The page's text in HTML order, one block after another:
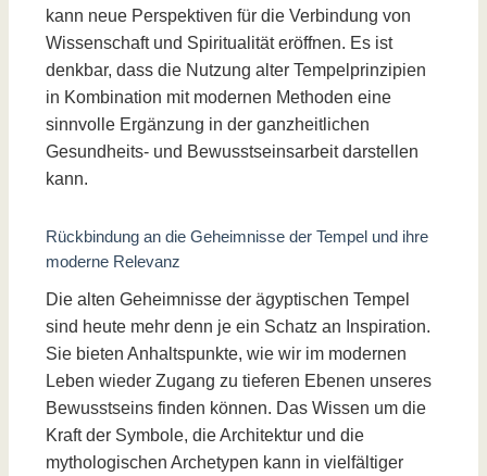
kann neue Perspektiven für die Verbindung von
Wissenschaft und Spiritualität eröffnen. Es ist
denkbar, dass die Nutzung alter Tempelprinzipien
in Kombination mit modernen Methoden eine
sinnvolle Ergänzung in der ganzheitlichen
Gesundheits- und Bewusstseinsarbeit darstellen
kann.
Rückbindung an die Geheimnisse der Tempel und ihre
moderne Relevanz
Die alten Geheimnisse der ägyptischen Tempel
sind heute mehr denn je ein Schatz an Inspiration.
Sie bieten Anhaltspunkte, wie wir im modernen
Leben wieder Zugang zu tieferen Ebenen unseres
Bewusstseins finden können. Das Wissen um die
Kraft der Symbole, die Architektur und die
mythologischen Archetypen kann in vielfältiger